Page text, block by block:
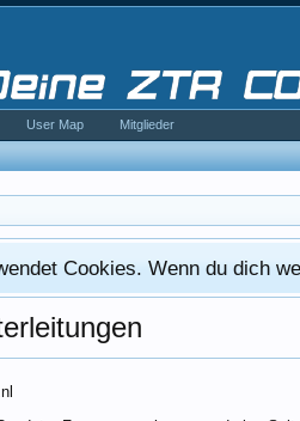
Cookies. Wenn du dich
User Map Mitglieder